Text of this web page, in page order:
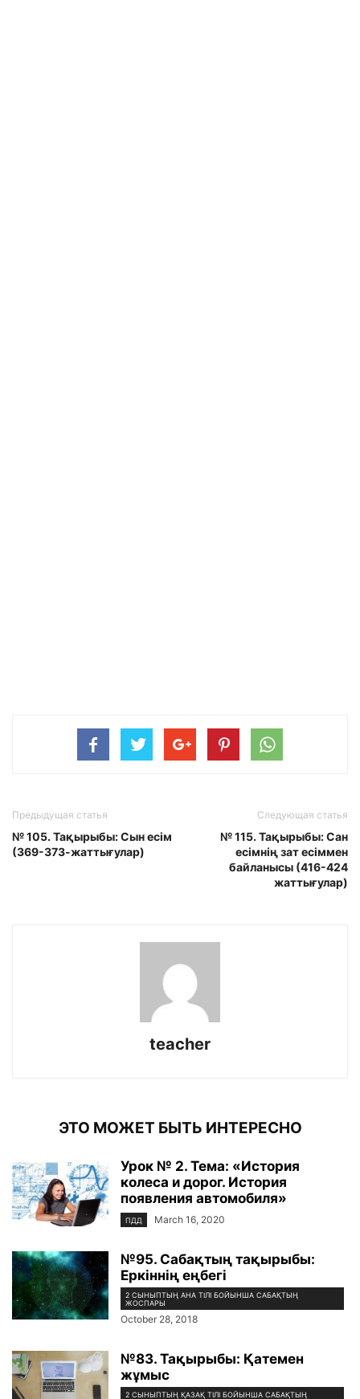
Предыдущая статья
№ 105. Тақырыбы: Сын есім
(369-373-жаттығулар)
Следующая статья
№ 115. Тақырыбы: Сан
есімнің зат есіммен
байланысы (416-424
жаттығулар)
teacher
ЭТО МОЖЕТ БЫТЬ ИНТЕРЕСНО
Урок № 2. Тема: «История
колеса и дорог. История
появления автомобиля»
ПДД March 16, 2020
№95. Сабақтың тақырыбы:
Еркіннің еңбегі
2 СЫНЫПТЫҢ АНА ТІЛІ БОЙЫНША САБАҚТЫҢ
ЖОСПАРЫ
October 28, 2018
№83. Тақырыбы: Қатемен
жұмыс
2 СЫНЫПТЫҢ ҚАЗАҚ ТІЛІ БОЙЫНША САБАҚТЫҢ